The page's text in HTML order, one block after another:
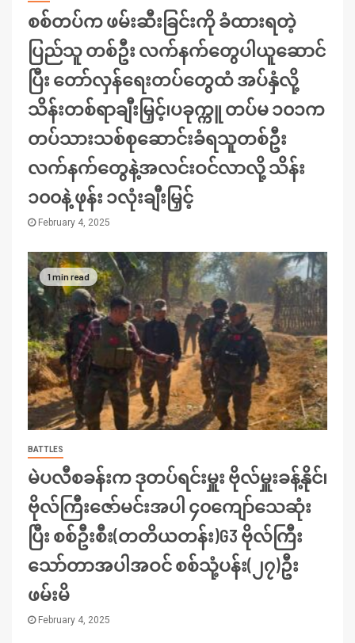
စစ်တပ်က ဖမ်းဆီးခြင်းကို ခံထားရတဲ့
ပြည်သူ တစ်ဦး လက်နက်တွေပါယူဆောင်
ပြီး တော်လှန်ရေးတပ်တွေထံ အပ်နှံလို့
သိန်းတစ်ရာချီးမြှင့်၊ပခုက္ကူ တပ်မ ၁၀၁က
တပ်သားသစ်စုဆောင်းခံရသူတစ်ဦး
လက်နက်တွေနဲ့အလင်းဝင်လာလို့ သိန်း
၁၀၀နဲ့ ဖုန်း ၁လုံးချီးမြှင့်
February 4, 2025
1 min read
BATTLES
မဲပလီစခန်းက ဒုတပ်ရင်းမှူး ဗိုလ်မှူးခန့်နိုင်၊
ဗိုလ်ကြီးဇော်မင်းအပါ ၄၀ကျော်သေဆုံး
ပြီး စစ်ဦးစီး(တတိယတန်း)G3 ဗိုလ်ကြီး
သော်တာအပါအဝင် စစ်သုံ့ပန်း(၂၇)ဦး
ဖမ်းမိ
February 4, 2025